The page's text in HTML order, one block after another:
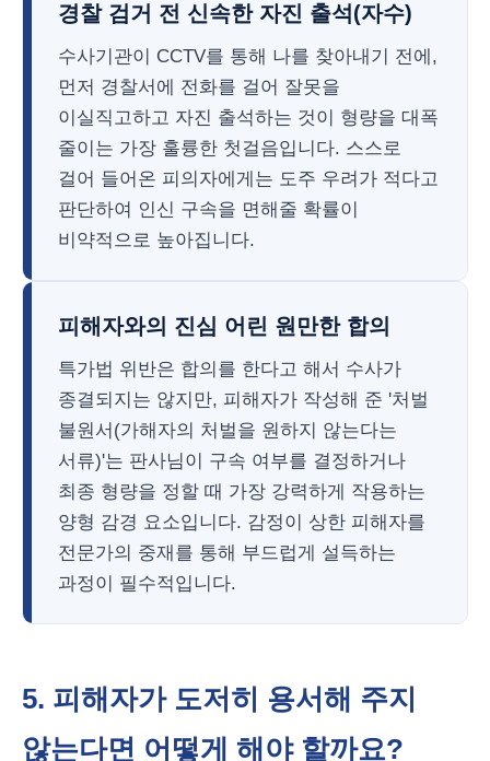
경찰 검거 전 신속한 자진 출석(자수)
수사기관이 CCTV를 통해 나를 찾아내기 전에,
먼저 경찰서에 전화를 걸어 잘못을
이실직고하고 자진 출석하는 것이 형량을 대폭
줄이는 가장 훌륭한 첫걸음입니다. 스스로
걸어 들어온 피의자에게는 도주 우려가 적다고
판단하여 인신 구속을 면해줄 확률이
비약적으로 높아집니다.
피해자와의 진심 어린 원만한 합의
특가법 위반은 합의를 한다고 해서 수사가
종결되지는 않지만, 피해자가 작성해 준 '처벌
불원서(가해자의 처벌을 원하지 않는다는
서류)'는 판사님이 구속 여부를 결정하거나
최종 형량을 정할 때 가장 강력하게 작용하는
양형 감경 요소입니다. 감정이 상한 피해자를
전문가의 중재를 통해 부드럽게 설득하는
과정이 필수적입니다.
5. 피해자가 도저히 용서해 주지
않는다면 어떻게 해야 할까요?